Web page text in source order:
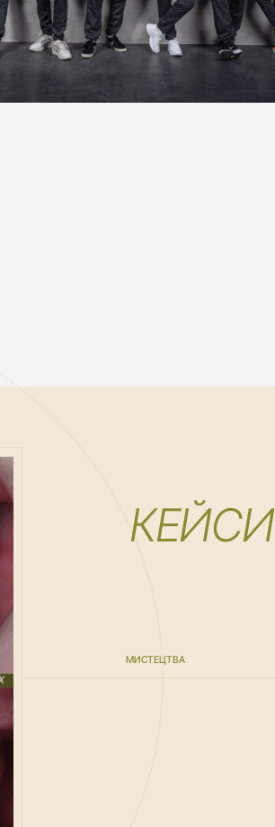
КЕЙСИ
МИСТЕЦТВА